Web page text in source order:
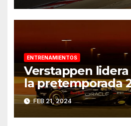
ENTRENAMIENTOS
Verstappen lidera
la pretemporada
FEB 21, 2024